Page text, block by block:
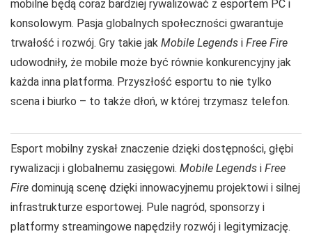
mobilne będą coraz bardziej rywalizować z esportem PC i
konsolowym. Pasja globalnych społeczności gwarantuje
trwałość i rozwój. Gry takie jak Mobile Legends i Free Fire
udowodniły, że mobile może być równie konkurencyjny jak
każda inna platforma. Przyszłość esportu to nie tylko
scena i biurko – to także dłoń, w której trzymasz telefon.
Esport mobilny zyskał znaczenie dzięki dostępności, głębi
rywalizacji i globalnemu zasięgowi. Mobile Legends i Free
Fire dominują scenę dzięki innowacyjnemu projektowi i silnej
infrastrukturze esportowej. Pule nagród, sponsorzy i
platformy streamingowe napędziły rozwój i legitymizację.